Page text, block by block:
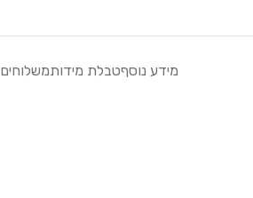
מידע נוסףטבלת מידותמשלוחים